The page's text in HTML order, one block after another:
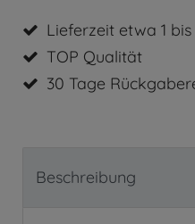
Lieferzeit etwa 1
TOP Qualität
30 Tage
Beschreibung